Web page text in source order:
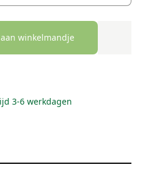
winkelmandje
3-6 werkdagen